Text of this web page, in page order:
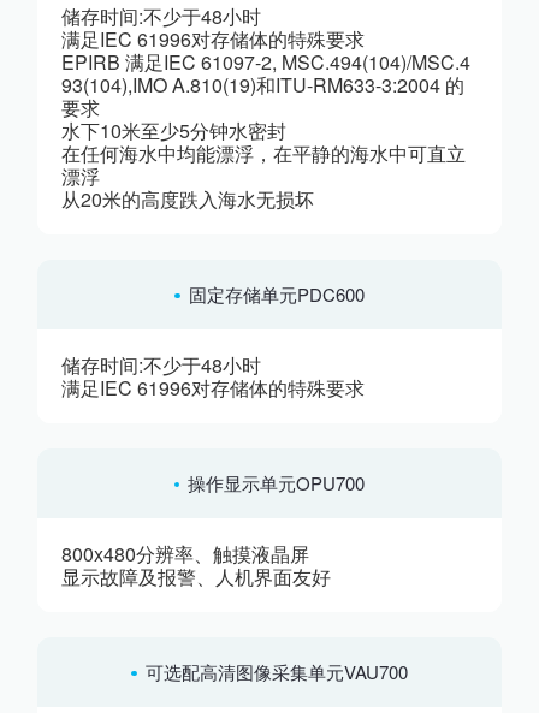
储存时间:不少于48小时
满足IEC 61996对存储体的特殊要求
EPIRB 满足IEC 61097-2, MSC.494(104)/MSC.4
93(104),IMO A.810(19)和ITU-RM633-3:2004 的
要求
水下10米至少5分钟水密封
在任何海水中均能漂浮，在平静的海水中可直立
漂浮
从20米的高度跌入海水无损坏
固定存储单元PDC600
储存时间:不少于48小时
满足IEC 61996对存储体的特殊要求
操作显示单元OPU700
800x480分辨率、触摸液晶屏
显示故障及报警、人机界面友好
可选配高清图像采集单元VAU700